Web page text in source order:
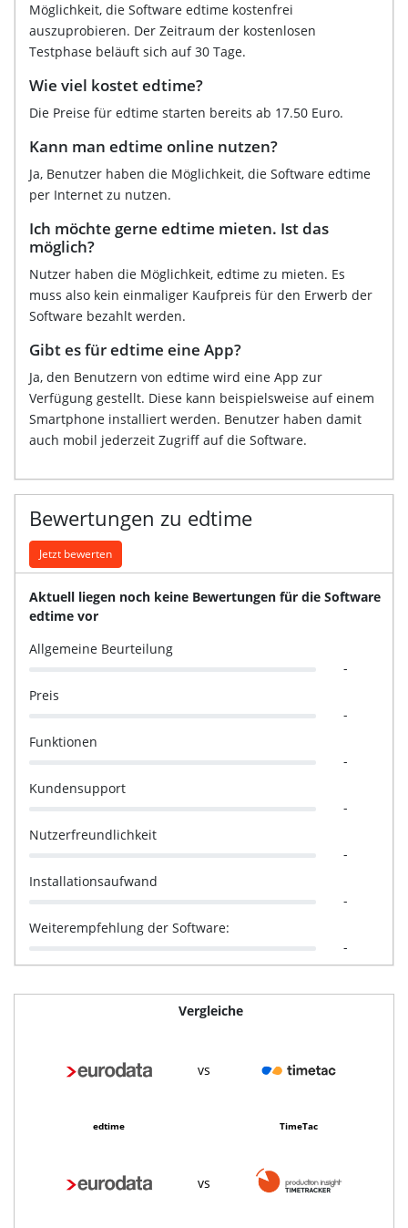
Möglichkeit, die Software edtime kostenfrei
auszuprobieren. Der Zeitraum der kostenlosen
Testphase beläuft sich auf 30 Tage.
Wie viel kostet edtime?
Die Preise für edtime starten bereits ab 17.50 Euro.
Kann man edtime online nutzen?
Ja, Benutzer haben die Möglichkeit, die Software edtime
per Internet zu nutzen.
Ich möchte gerne edtime mieten. Ist das
möglich?
Nutzer haben die Möglichkeit, edtime zu mieten. Es
muss also kein einmaliger Kaufpreis für den Erwerb der
Software bezahlt werden.
Gibt es für edtime eine App?
Ja, den Benutzern von edtime wird eine App zur
Verfügung gestellt. Diese kann beispielsweise auf einem
Smartphone installiert werden. Benutzer haben damit
auch mobil jederzeit Zugriff auf die Software.
Bewertungen zu edtime
Jetzt bewerten
Aktuell liegen noch keine Bewertungen für die Software
edtime vor
Allgemeine Beurteilung
-
Preis
-
Funktionen
-
Kundensupport
-
Nutzerfreundlichkeit
-
Installationsaufwand
-
Weiterempfehlung der Software:
-
Vergleiche
vs
edtime TimeTac
vs